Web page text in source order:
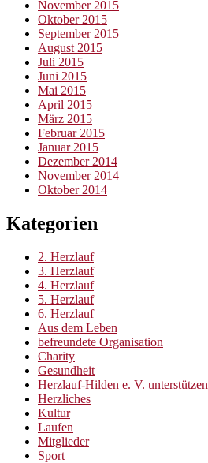
November 2015
Oktober 2015
September 2015
August 2015
Juli 2015
Juni 2015
Mai 2015
April 2015
März 2015
Februar 2015
Januar 2015
Dezember 2014
November 2014
Oktober 2014
Kategorien
2. Herzlauf
3. Herzlauf
4. Herzlauf
5. Herzlauf
6. Herzlauf
Aus dem Leben
befreundete Organisation
Charity
Gesundheit
Herzlauf-Hilden e. V. unterstützen
Herzliches
Kultur
Laufen
Mitglieder
Sport